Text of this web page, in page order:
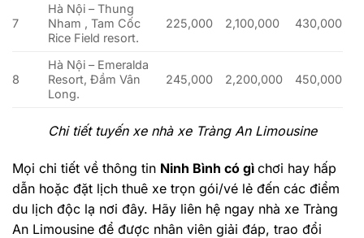
7
Hà Nội – Thung
Nham , Tam Cốc
Rice Field resort.
225,000 2,100,000 430,000
8
Hà Nội – Emeralda
Resort, Đầm Vân
Long.
245,000 2,200,000 450,000
Chi tiết tuyến xe nhà xe Tràng An Limousine
Mọi chi tiết về thông tin Ninh Bình có gì chơi hay hấp
dẫn hoặc đặt lịch thuê xe trọn gói/vé lẻ đến các điểm
du lịch độc lạ nơi đây. Hãy liên hệ ngay nhà xe Tràng
An Limousine để được nhân viên giải đáp, trao đổi